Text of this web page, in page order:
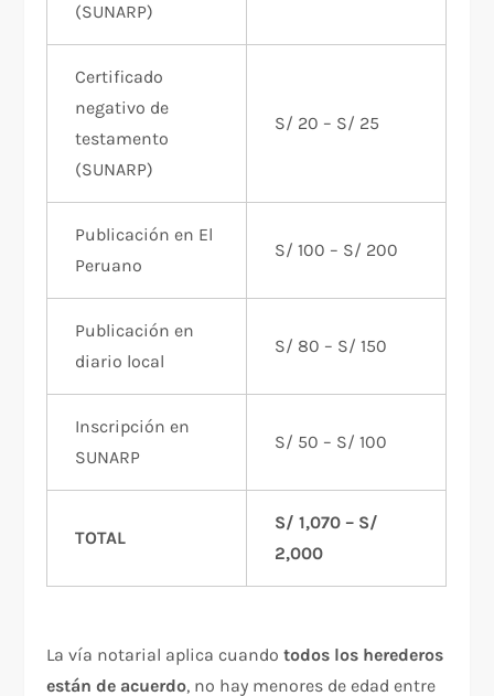
(SUNARP)
Certificado
negativo de
testamento
(SUNARP)
S/ 20 – S/ 25
Publicación en El
Peruano
S/ 100 – S/ 200
Publicación en
diario local
S/ 80 – S/ 150
Inscripción en
SUNARP
S/ 50 – S/ 100
TOTAL
S/ 1,070 – S/
2,000
La vía notarial aplica cuandotodos los herederos
están de acuerdo, no hay menores de edad entre